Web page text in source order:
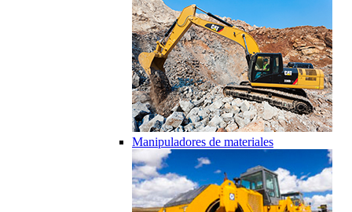
Manipuladores de materiales